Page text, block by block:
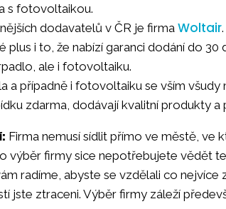
s fotovoltaikou.
dodavatelů v ČR je firmaWoltair
plus i to, že nabízí garanci dodání do
ale i fotovoltaiku.
a případně i fotovoltaiku se vším všudy
zdarma, dodávají kvalitní produkty a
Firma nemusí sídlit přímo ve městě, ve
výběr firmy sice nepotřebujete vědět
radíme, abyste se vzdělali co nejvíce
jste ztraceni. Výběr firmy záleží